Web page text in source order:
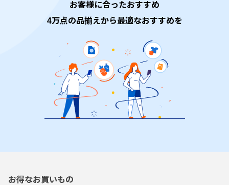
お客様に合ったおすすめ
4万点の品揃えから最適なおすすめを
お得なお買いもの